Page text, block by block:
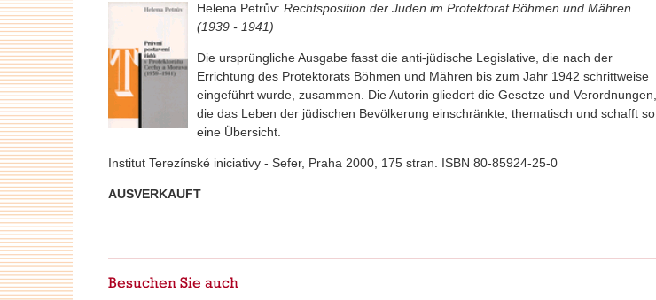
Helena Petrův: Rechtsposition der Juden im Protektorat Böhmen und Mähren
(1939 - 1941)
Die ursprüngliche Ausgabe fasst die anti-jüdische Legislative, die nach der
Errichtung des Protektorats Böhmen und Mähren bis zum Jahr 1942 schrittweise
eingeführt wurde, zusammen. Die Autorin gliedert die Gesetze und Verordnungen,
die das Leben der jüdischen Bevölkerung einschränkte, thematisch und schafft so
eine Übersicht.
Institut Terezínské iniciativy - Sefer, Praha 2000, 175 stran. ISBN 80-85924-25-0
AUSVERKAUFT
Besuchen Sie auch